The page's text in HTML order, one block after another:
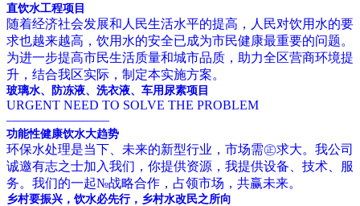
直饮水工程项目
随着经济社会发展和人民生活水平的提高，人民对饮用水的要
求也越来越高，饮用水的安全已成为市民健康最重要的问题。
为进一步提高市民生活质量和城市品质，助力全区营商环境提
升，结合我区实际，制定本实施方案。
玻璃水、防冻液、洗衣液、车用尿素项目
URGENT NEED TO SOLVE THE PROBLEM
————————
功能性健康饮水大趋势
环保水处理是当下、未来的新型行业，市场需㊣求大。我公司
诚邀有志之士加入我们，你提供资源，我提供设备、技术、服
务。我们的一起№战略合作，占领市场，共赢未来。
乡村要振兴，饮水必先行，乡村水改民之所向